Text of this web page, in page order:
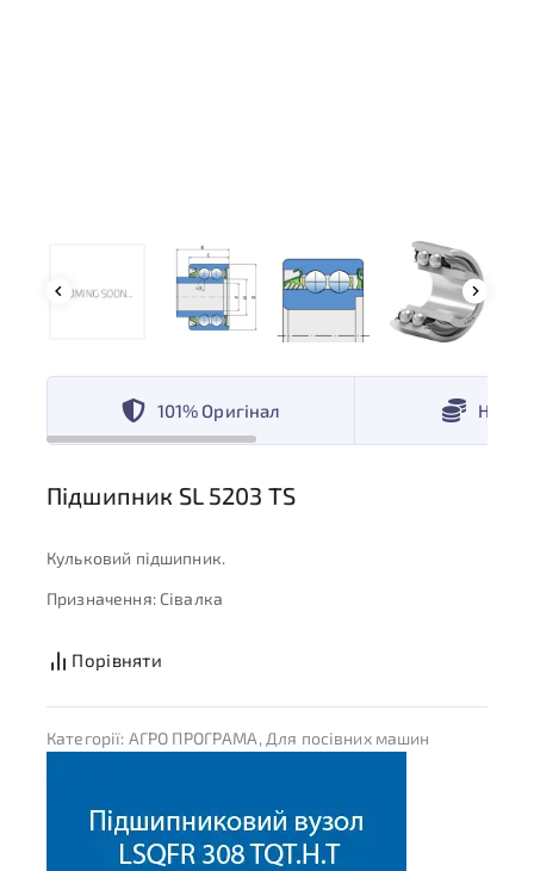
101% Оригінал
Підшипник SL 5203 TS
Кульковий підшипник.
Призначення: Сівалка
Порівняти
Категорії: АГРО ПРОГРАМА, Для посівних машин